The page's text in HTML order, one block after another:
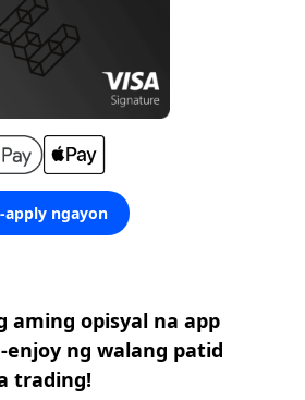
apply ngayon
aming opisyal na app
ng walang patid
trading!